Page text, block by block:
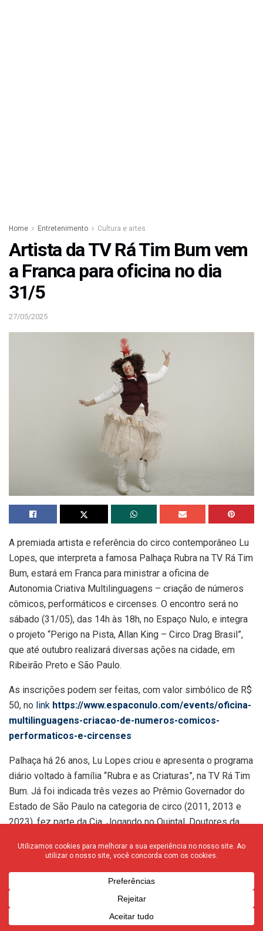
Home Entretenimento Cultura e artes
Artista da TV Rá Tim Bum vem
a Franca para oficina no dia
31/5
27/05/2025
A premiada artista e referência do circo contemporâneo Lu
Lopes, que interpreta a famosa Palhaça Rubra na TV Rá Tim
Bum, estará em Franca para ministrar a oficina de
Autonomia Criativa Multilinguagens – criação de números
cômicos, performáticos e circenses. O encontro será no
sábado (31/05), das 14h às 18h, no Espaço Nulo, e integra
o projeto “Perigo na Pista, Allan King – Circo Drag Brasil”,
que até outubro realizará diversas ações na cidade, em
Ribeirão Preto e São Paulo.
As inscrições podem ser feitas, com valor simbólico de R$
50, no link https://www.espaconulo.com/events/oficina-
multilinguagens-criacao-de-numeros-comicos-
performaticos-e-circenses
Palhaça há 26 anos, Lu Lopes criou e apresenta o programa
diário voltado à família “Rubra e as Criaturas”, na TV Rá Tim
Bum. Já foi indicada três vezes ao Prêmio Governador do
Estado de São Paulo na categoria de circo (2011, 2013 e
2023), fez parte da Cia. Jogando no Quintal, Doutores da
do Prêmio Jabuti de literatura infantojuvenil, na categoria
(Editora Sesi/ 2014). Na música, manteve parceria criativa
como roteirista e compositora de trilha sonora nos
programas “Yoga Com Histórias” (2017) e “DJ Cão e a Loja